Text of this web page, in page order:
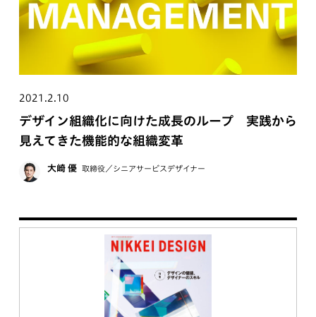
2021.2.10
デザイン組織化に向けた成長のループ 実践から
見えてきた機能的な組織変革
大崎 優 取締役／シニアサービスデザイナー